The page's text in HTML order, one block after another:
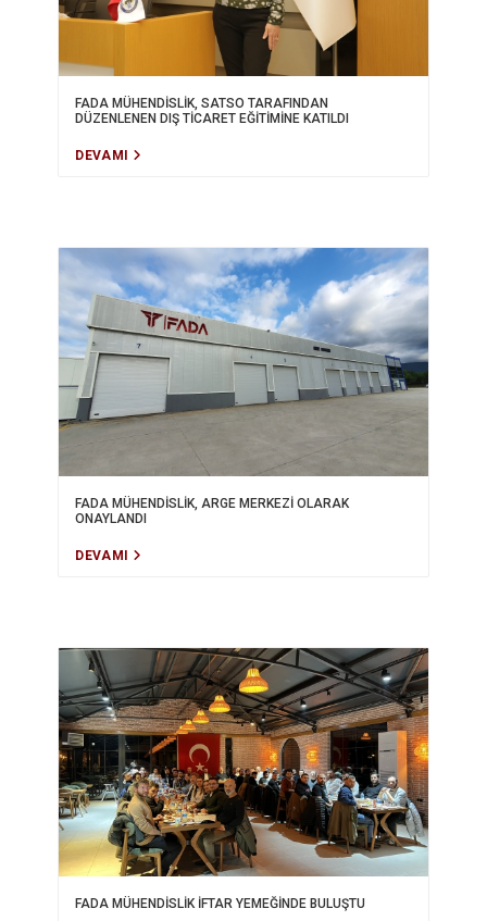
FADA MÜHENDİSLİK, SATSO TARAFINDAN
DÜZENLENEN DIŞ TİCARET EĞİTİMİNE KATILDI
DEVAMI
FADA MÜHENDİSLİK, ARGE MERKEZİ OLARAK
ONAYLANDI
DEVAMI
FADA MÜHENDİSLİK İFTAR YEMEĞİNDE BULUŞTU